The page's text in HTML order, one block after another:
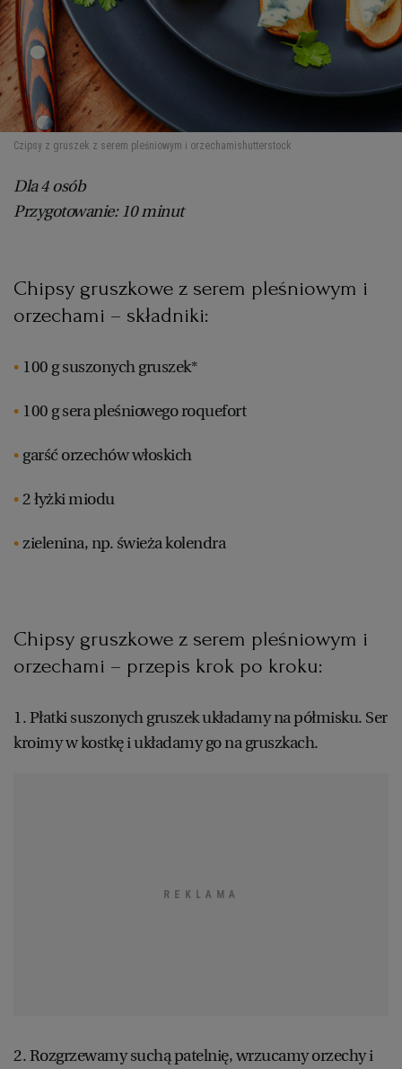
Czipsy z gruszek z serem pleśniowym i orzechamishutterstock
Dla 4 osób
Przygotowanie: 10 minut
Chipsy gruszkowe z serem pleśniowym i
orzechami – składniki:
100 g suszonych gruszek*
100 g sera pleśniowego roquefort
garść orzechów włoskich
2 łyżki miodu
zielenina, np. świeża kolendra
Chipsy gruszkowe z serem pleśniowym i
orzechami – przepis krok po kroku:
1. Płatki suszonych gruszek układamy na półmisku. Ser
kroimy w kostkę i układamy go na gruszkach.
2. Rozgrzewamy suchą patelnię, wrzucamy orzechy i